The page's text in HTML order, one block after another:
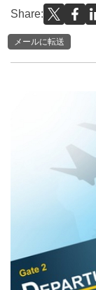
Share:
メールに転送